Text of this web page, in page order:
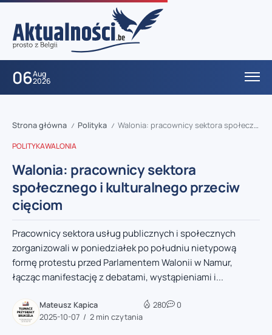
06Aug
2026
Strona główna / Polityka / Walonia: pracownicy sektora społecznego i kulturalnego przeciw cięciom
POLITYKAWALONIA
Walonia: pracownicy sektora
społecznego i kulturalnego przeciw
cięciom
Pracownicy sektora usług publicznych i społecznych
zorganizowali w poniedziałek po południu nietypową
formę protestu przed Parlamentem Walonii w Namur,
łącząc manifestację z debatami, wystąpieniami i...
Mateusz Kapica
2025-10-07
2 min czytania
280 0